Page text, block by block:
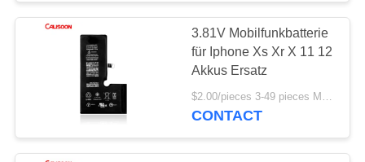
PRIVACY
POLICY
Interne Batterie für
Iphone
3.81V Mobilfunkbatterie
für Iphone Xs Xr X 11 12
Akkus Ersatz
CONTACT